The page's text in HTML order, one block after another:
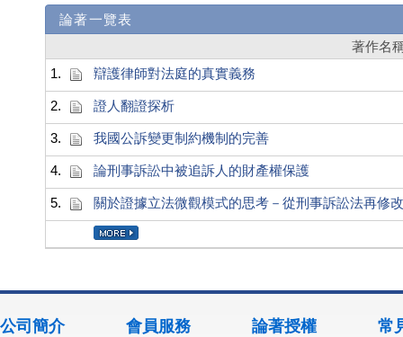
論著一覽表
著作名
1.
辯護律師對法庭的真實義務
2. 證人翻證探析
3. 我國公訴變更制約機制的完善
4. 論刑事訴訟中被追訴人的財產權保護
5. 關於證據立法微觀模式的思考－從刑事訴訟法再修
公司簡介 會員服務 論著授權 常